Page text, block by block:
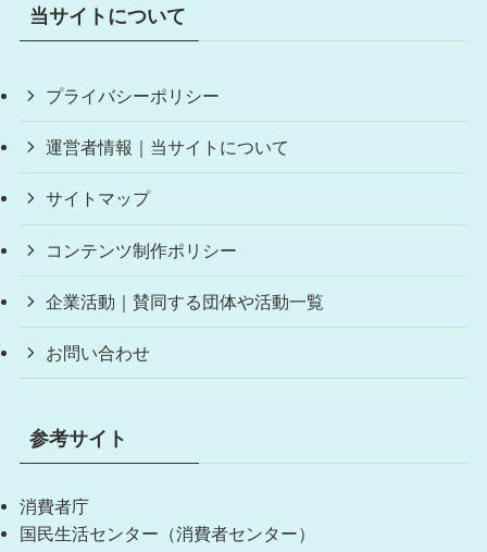
当サイトについて
プライバシーポリシー
運営者情報｜当サイトについて
サイトマップ
コンテンツ制作ポリシー
企業活動｜賛同する団体や活動一覧
お問い合わせ
参考サイト
消費者庁
国民生活センター（消費者センター）